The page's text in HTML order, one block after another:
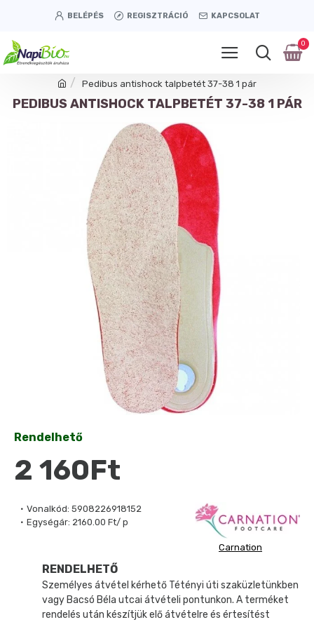
BELÉPÉS REGISZTRÁCIÓ KAPCSOLAT
0
Pedibus antishock talpbetét 37-38 1 pár
PEDIBUS ANTISHOCK TALPBETÉT 37-38 1 PÁR
Vonalkód: 5908226918152
Egységár: 2160.00 Ft/ p
Carnation
Rendelhető
2 160Ft
RENDELHETŐ
Személyes átvétel kérhető Tétényi úti szaküzletünkben
vagy Bacsó Béla utcai átvételi pontunkon. A terméket
rendelés után készítjük elő átvételre és értesítést